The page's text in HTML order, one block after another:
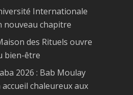
Internationale
nouveau chapitre
des Rituels ouvre
bien-être
2026 : Bab Moulay
chaleureux aux